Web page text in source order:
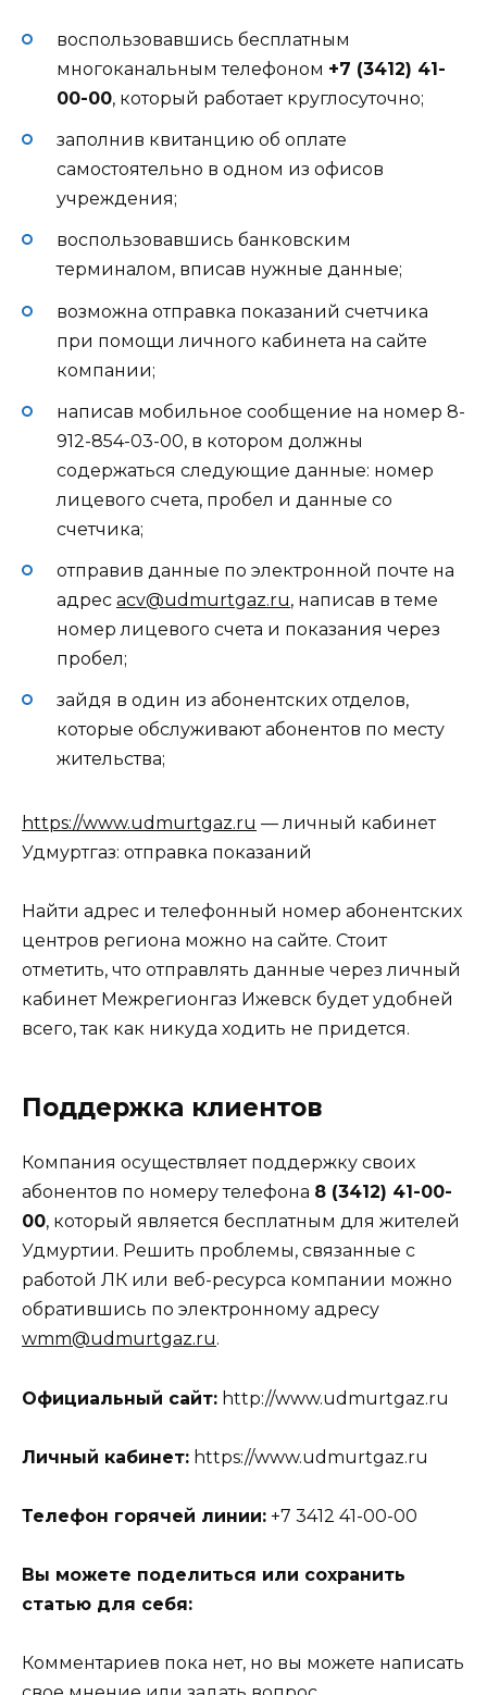
воспользовавшись бесплатным
многоканальным телефоном +7 (3412) 41-
00-00, который работает круглосуточно;
заполнив квитанцию об оплате
самостоятельно в одном из офисов
учреждения;
воспользовавшись банковским
терминалом, вписав нужные данные;
возможна отправка показаний счетчика
при помощи личного кабинета на сайте
компании;
написав мобильное сообщение на номер 8-
912-854-03-00, в котором должны
содержаться следующие данные: номер
лицевого счета, пробел и данные со
счетчика;
отправив данные по электронной почте на
адрес acv@udmurtgaz.ru, написав в теме
номер лицевого счета и показания через
пробел;
зайдя в один из абонентских отделов,
которые обслуживают абонентов по месту
жительства;
https://www.udmurtgaz.ru — личный кабинет
Удмуртгаз: отправка показаний
Найти адрес и телефонный номер абонентских
центров региона можно на сайте. Стоит
отметить, что отправлять данные через личный
кабинет Межрегионгаз Ижевск будет удобней
всего, так как никуда ходить не придется.
Поддержка клиентов
Компания осуществляет поддержку своих
абонентов по номеру телефона 8 (3412) 41-00-
00, который является бесплатным для жителей
Удмуртии. Решить проблемы, связанные с
работой ЛК или веб-ресурса компании можно
обратившись по электронному адресу
wmm@udmurtgaz.ru.
Официальный сайт: http://www.udmurtgaz.ru
Личный кабинет: https://www.udmurtgaz.ru
Телефон горячей линии: +7 3412 41-00-00
Вы можете поделиться или сохранить
статью для себя:
Комментариев пока нет, но вы можете написать